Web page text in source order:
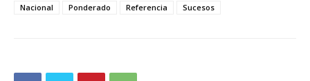
Nacional
Ponderado Referencia Sucesos